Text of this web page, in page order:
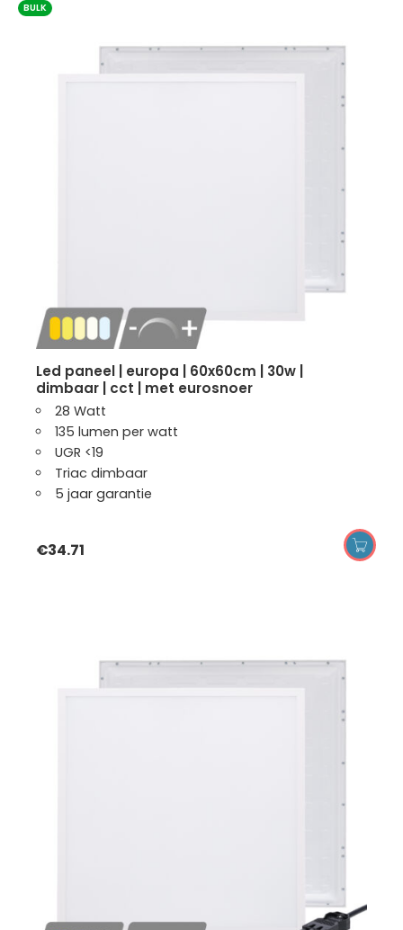
BULK
led paneel | europa | 60x60cm | 30w |
dimbaar | cct | met eurosnoer
28 Watt
135 lumen per watt
UGR <19
Triac dimbaar
5 jaar garantie
€34.71